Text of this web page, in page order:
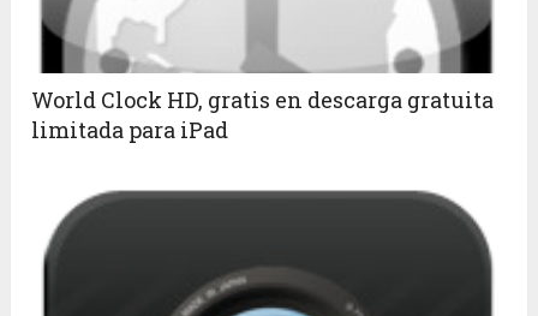
World Clock HD, gratis en descarga gratuita
limitada para iPad